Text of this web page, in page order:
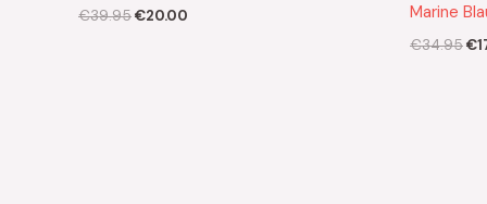
€39.95€20.00
Marine
€34.95€